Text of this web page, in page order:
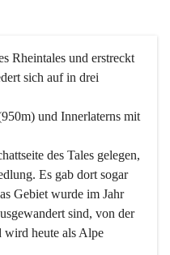
Rheintales und erstreckt
sich auf in drei
und Innerlaterns mit
des Tales gelegen,
Es gab dort sogar
Gebiet wurde im Jahr
sind, von der
wird heute als Alpe